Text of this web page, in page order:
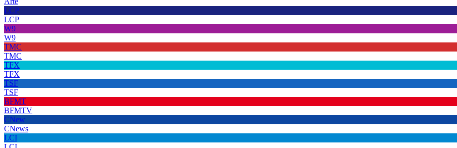
LCP
LCP
W9
W9
TMC
TMC
TFX
TFX
TSF
TSF
BFMT
BFMTV
CNew
CNews
LCI